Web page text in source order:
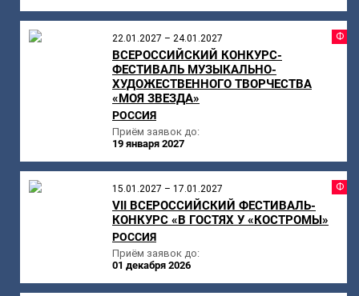
22.01.2027 – 24.01.2027
ВСЕРОССИЙСКИЙ КОНКУРС-
ФЕСТИВАЛЬ МУЗЫКАЛЬНО-
ХУДОЖЕСТВЕННОГО ТВОРЧЕСТВА
«МОЯ ЗВЕЗДА»
РОССИЯ
Приём заявок до:
19 января 2027
15.01.2027 – 17.01.2027
VII ВСЕРОССИЙСКИЙ ФЕСТИВАЛЬ-
КОНКУРС «В ГОСТЯХ У «КОСТРОМЫ»
РОССИЯ
Приём заявок до:
01 декабря 2026